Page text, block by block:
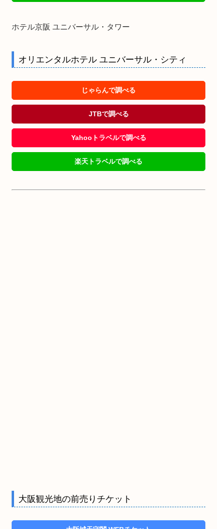
ホテル京阪 ユニバーサル・タワー
オリエンタルホテル ユニバーサル・シティ
じゃらんで調べる
JTBで調べる
Yahooトラベルで調べる
楽天トラベルで調べる
大阪観光地の前売りチケット